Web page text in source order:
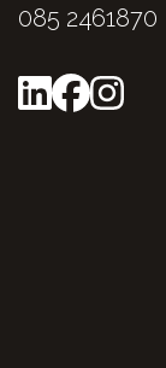
085 2461870